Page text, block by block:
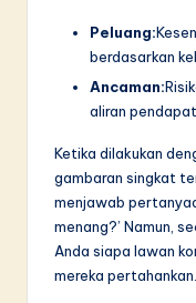
Peluang:
berdasarkan
Ancaman:
aliran
Ketika dilakukan
gambaran singkat
menjawab
menang?’ Namun,
Anda siapa lawan
mereka pertahankan.